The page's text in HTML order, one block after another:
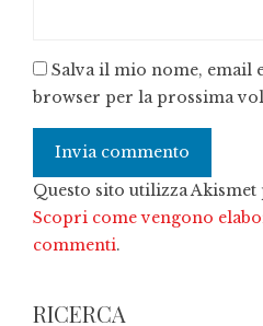
Salva il mio nome, email
browser per la prossima
Questo sito utilizza
Scopri come vengono
commenti.
RICERCA